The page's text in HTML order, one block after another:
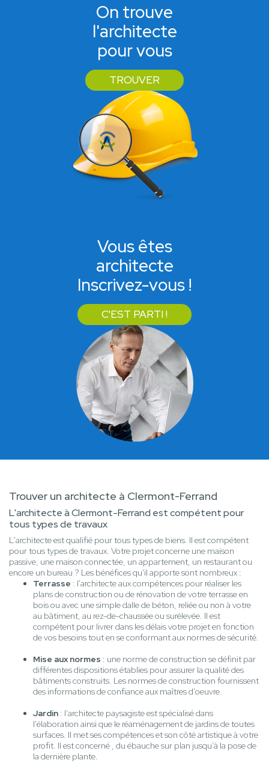
On trouve
l'architecte
pour vous
TROUVER
Vous êtes
architecte
Inscrivez-vous !
C'EST PARTI !
Trouver un architecte à Clermont-Ferrand
L'architecte à Clermont-Ferrand est compétent pour
tous types de travaux
L'architecte est qualifié pour tous types de biens. Il est compétent
pour tous types de travaux. Votre projet concerne une maison
passive, une maison connectée, un appartement, un restaurant ou
encore un bureau ? Les bénéfices qu'il apporte sont nombreux :
Terrasse : l'architecte aux compétences pour réaliser les
plans de construction ou de rénovation de votre terrasse en
bois ou avec une simple dalle de béton, reliée ou non à votre
au bâtiment, au rez-de-chaussée ou surélevée. Il est
compétent pour livrer dans les délais votre projet en fonction
de vos besoins tout en se conformant aux normes de sécurité.
Mise aux normes : une norme de construction se définit par
différentes dispositions établies pour assurer la qualité des
bâtiments construits. Les normes de construction fournissent
des informations de confiance aux maîtres d'oeuvre.
Jardin : l’architecte paysagiste est spécialisé dans
l'élaboration ainsi que le réaménagement de jardins de toutes
surfaces. Il met ses compétences et son côté artistique à votre
profit. Il est concerné , du ébauche sur plan jusqu’à la pose de
la dernière plante.